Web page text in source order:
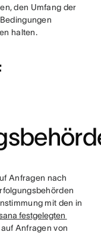
den Umfang der
halten.
Anfragen nach
mit den in
festgelegten
Anfragen von